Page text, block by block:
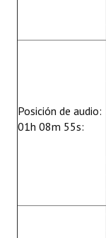
Posición de audio:
01h 08m 55s: